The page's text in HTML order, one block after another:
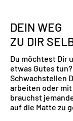
DEIN WEG
ZU DIR
Du möchtest Dir
etwas Gutes
Schwachstellen
arbeiten oder mit
brauchst
auf die Matte zu